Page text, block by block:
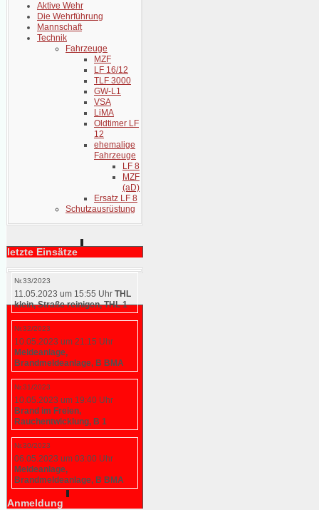
Aktive Wehr
Die Wehrführung
Mannschaft
Technik
Fahrzeuge
MZF
LF 16/12
TLF 3000
GW-L1
VSA
LiMA
Oldtimer LF
12
ehemalige
Fahrzeuge
LF 8
MZF
(aD)
Ersatz LF 8
Schutzausrüstung
letzte Einsätze
Nr.33/2023
11.05.2023 um 15:55 Uhr THL
klein, Straße reinigen, THL 1
Nr.32/2023
10.05.2023 um 21:15 Uhr
Meldeanlage,
Brandmeldeanlage, B BMA
Nr.31/2023
10.05.2023 um 19:40 Uhr
Brand im Freien,
Rauchentwicklung, B 1
Nr.30/2023
06.05.2023 um 03:00 Uhr
Meldeanlage,
Brandmeldeanlage, B BMA
Anmeldung